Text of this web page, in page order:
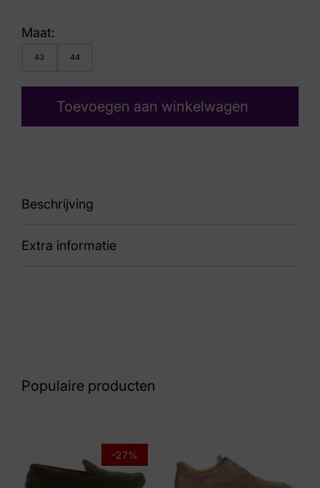
Maat:
43 44
Toevoegen aan winkelwagen
Beschrijving
88 01454-322500 Petare
Extra informatie
Finn Comfort
Populaire producten
-27%